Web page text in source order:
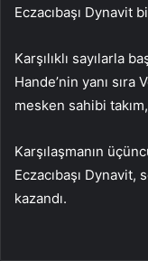
Eczacıbaşı Dynavit
Karşılıklı sayılarla
Hande’nin yanı
mesken sahibi
Karşılaşmanın
Eczacıbaşı
kazandı.